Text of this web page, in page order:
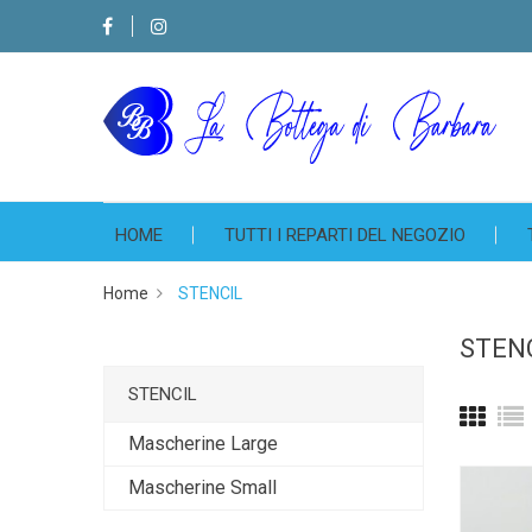
HOME TUTTI I REPARTI DEL NEGOZIO
Home STENCIL
STENCIL
Mascherine Large
Mascherine Small